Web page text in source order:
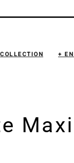
COLLECTION +